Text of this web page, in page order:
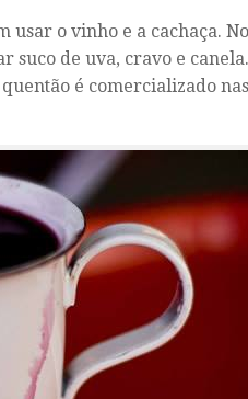
usar o vinho e a cachaça.
suco de uva, cravo e
é comercializado